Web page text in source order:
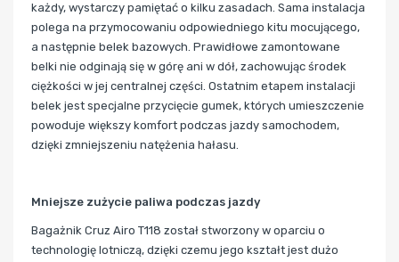
każdy, wystarczy pamiętać o kilku zasadach. Sama instalacja
polega na przymocowaniu odpowiedniego kitu mocującego,
a następnie belek bazowych. Prawidłowe zamontowane
belki nie odginają się w górę ani w dół, zachowując środek
ciężkości w jej centralnej części. Ostatnim etapem instalacji
belek jest specjalne przycięcie gumek, których umieszczenie
powoduje większy komfort podczas jazdy samochodem,
dzięki zmniejszeniu natężenia hałasu.
Mniejsze zużycie paliwa podczas jazdy
Bagażnik Cruz Airo T118 został stworzony w oparciu o
technologię lotniczą, dzięki czemu jego kształt jest dużo